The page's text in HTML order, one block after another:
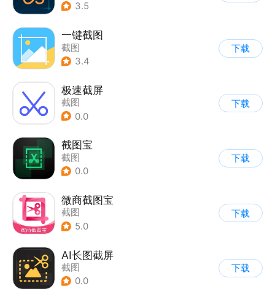
3.5
一键截图
截图
3.4
下载
极速截屏
截图
0.0
下载
截图宝
截图
0.0
下载
微商截图宝
截图
5.0
下载
AI长图截屏
截图
0.0
下载